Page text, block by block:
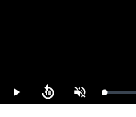
Play UnmuteLoaded:
0%